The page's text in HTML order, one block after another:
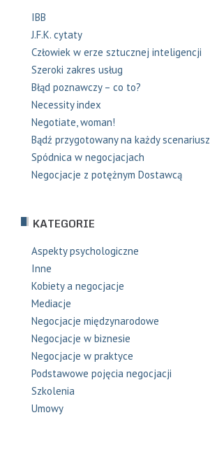
IBB
J.F.K. cytaty
Człowiek w erze sztucznej inteligencji
Szeroki zakres usług
Błąd poznawczy – co to?
Necessity index
Negotiate, woman!
Bądź przygotowany na każdy scenariusz
Spódnica w negocjacjach
Negocjacje z potężnym Dostawcą
KATEGORIE
Aspekty psychologiczne
Inne
Kobiety a negocjacje
Mediacje
Negocjacje międzynarodowe
Negocjacje w biznesie
Negocjacje w praktyce
Podstawowe pojęcia negocjacji
Szkolenia
Umowy